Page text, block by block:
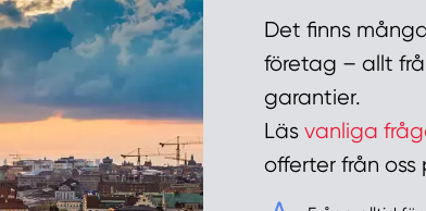
Det finns
företag – allt
garantier.
Läs vanliga
offerter från